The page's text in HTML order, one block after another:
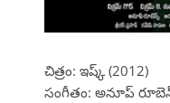
చిత్రం: ఇష్క్ (2012)
సంగీతం: అనూప్